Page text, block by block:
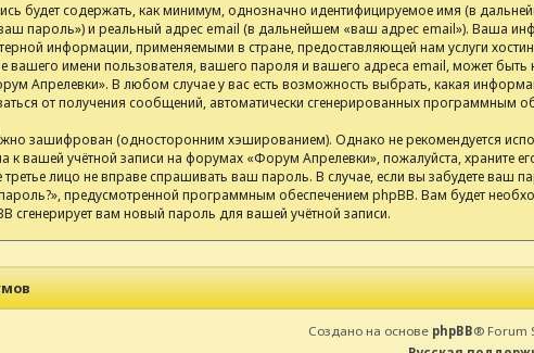
будет содержать, как минимум, однозначно идентифицируемое имя (в
пароль») и реальный адрес email (в дальнейшем «ваш адрес email»). Ваша
информации, применяемыми в стране, предоставляющей нам услуги
вашего имени пользователя, вашего пароля и вашего адреса email, может
Апрелевки». В любом случае у вас есть возможность выбрать, какая
от получения сообщений, автоматически сгенерированных программным
зашифрован (односторонним хэшированием). Однако не рекомендуется
к вашей учётной записи на форумах «Форум Апрелевки», пожалуйста, храните
лицо не вправе спрашивать ваш пароль. В случае, если вы забудете ваш
предусмотренной программным обеспечением phpBB. Вам будет
сгенерирует вам новый пароль для вашей учётной записи.
Создано на основе phpBB® Forum